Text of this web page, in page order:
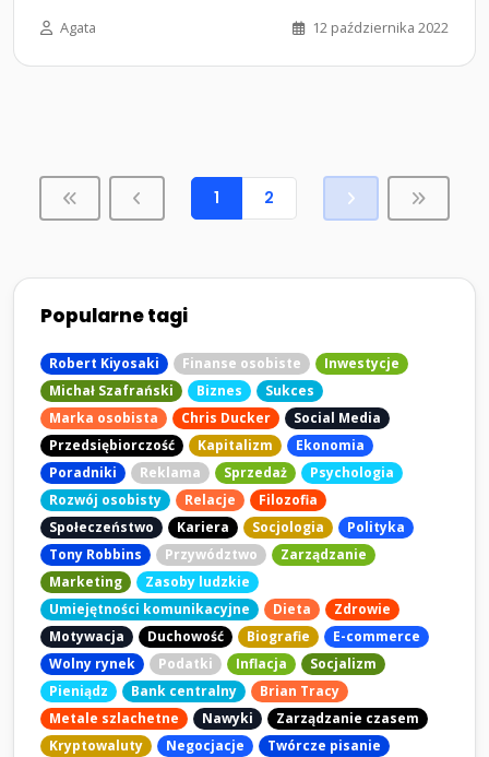
Agata 12 października 2022
1 2
Popularne tagi
Robert Kiyosaki Finanse osobiste
Inwestycje
Michał Szafrański
Biznes
Sukces
Marka osobista
Chris Ducker
Social Media
Przedsiębiorczość
Kapitalizm
Ekonomia
Poradniki
Reklama Sprzedaż
Psychologia
Rozwój osobisty
Relacje
Filozofia
Społeczeństwo
Kariera Socjologia
Polityka
Tony Robbins
Przywództwo
Zarządzanie
Marketing
Zasoby ludzkie
Umiejętności komunikacyjne
Dieta
Zdrowie
Motywacja
Duchowość Biografie
E-commerce
Wolny rynek
Podatki Inflacja
Socjalizm
Pieniądz
Bank centralny
Brian Tracy
Metale szlachetne
Nawyki
Zarządzanie czasem
Kryptowaluty
Negocjacje
Twórcze pisanie